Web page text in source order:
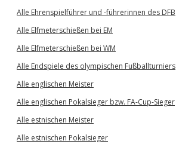
Alle Ehrenspielführer und -führerinnen des DFB
Alle Elfmeterschießen bei EM
Alle Elfmeterschießen bei WM
Alle Endspiele des olympischen Fußballturniers
Alle englischen Meister
Alle englischen Pokalsieger bzw. FA-Cup-Sieger
Alle estnischen Meister
Alle estnischen Pokalsieger